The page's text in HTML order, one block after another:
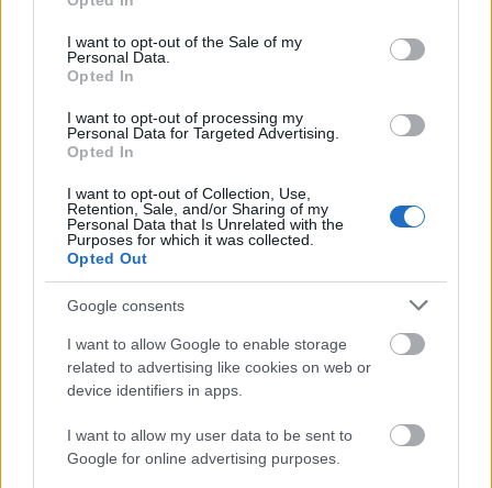
use your data for below specified purposes in below Google
consent section.
I want to opt-out of the Sale of my
Personal Data.
Opted In
I want to opt-out of processing my
Personal Data for Targeted Advertising.
Opted In
I want to opt-out of Collection, Use,
Retention, Sale, and/or Sharing of my
Personal Data that Is Unrelated with the
Purposes for which it was collected.
Opted Out
Google consents
I want to allow Google to enable storage
related to advertising like cookies on web or
device identifiers in apps.
I want to allow my user data to be sent to
Google for online advertising purposes.
TáncPark - Nyáresti táncélmény
élőben
mtothorsi•2020. június 24.
táncok júliusban Buda legnagyobb, ikonikus
rendezvényhelyszínén, a Millenárison.